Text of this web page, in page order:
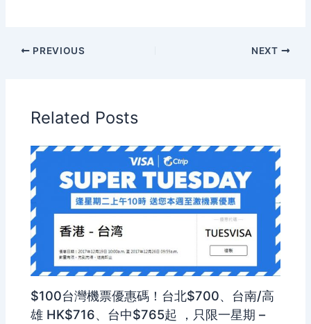
PREVIOUS NEXT
Related Posts
$100台灣機票優惠碼！台北$700、台南/高
雄 HK$716、台中$765起 ，只限一星期 –